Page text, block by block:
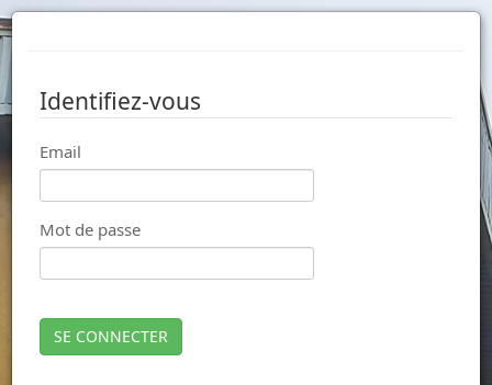
Identifiez-vous
Email
Mot de passe
SE CONNECTER